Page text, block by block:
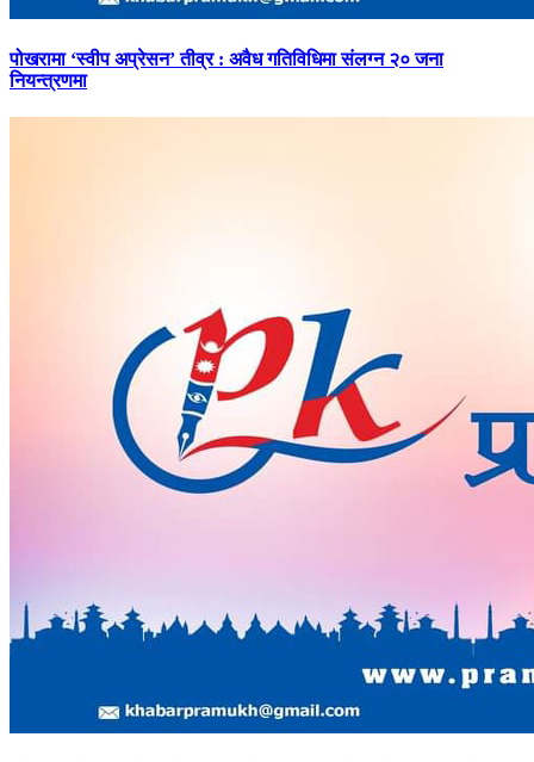
पोखरामा‘स्वीप अप्रेसन’ तीव्र : अवैध गतिविधिमा संलग्न २० जना
नियन्त्रणमा